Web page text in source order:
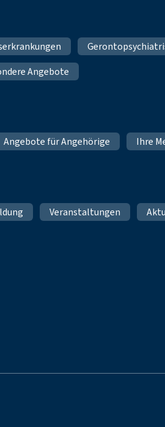
Angebote
Angebote für Angehörige Ihre
Veranstaltungen